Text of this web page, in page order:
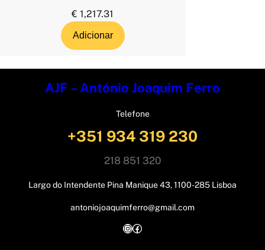
€ 1,217.31
Adicionar
AJF – António Joaquim Ferro
Telefone
+351 934 319 230
218 851 320
Largo do Intendente Pina Manique 43, 1100-285 Lisboa
antoniojoaquimferro@gmail.com
InstagramFacebook